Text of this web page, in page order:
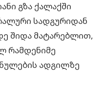
გზა ქალაქში
სადგურიდან
შიდა მატარებლით,
რამდენიმე
ადგილზე